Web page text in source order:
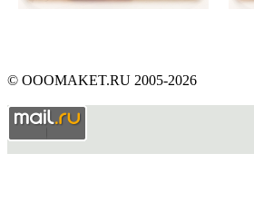
© OOOMAKET.RU 2005-2026